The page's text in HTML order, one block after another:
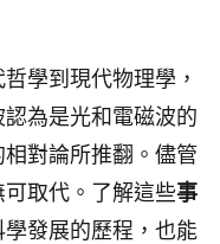
學到現代物理學，
為是光和電磁波的
對論所推翻。儘管
取代。了解這些事
學發展的歷程，也能